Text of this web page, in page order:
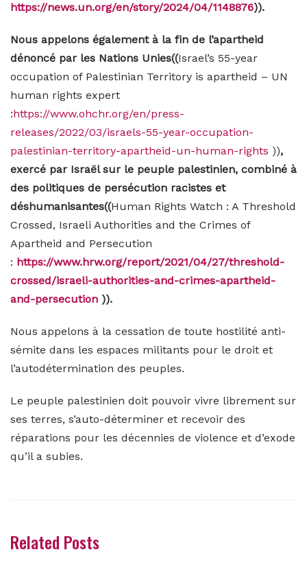
https://news.un.org/en/story/2024/04/1148876)).
Nous appelons également à la fin de l’apartheid
dénoncé par les Nations Unies((Israel’s 55-year
occupation of Palestinian Territory is apartheid – UN
human rights expert
:https://www.ohchr.org/en/press-
releases/2022/03/israels-55-year-occupation-
palestinian-territory-apartheid-un-human-rights )),
exercé par Israël sur le peuple palestinien, combiné à
des politiques de persécution racistes et
déshumanisantes((Human Rights Watch : A Threshold
Crossed, Israeli Authorities and the Crimes of
Apartheid and Persecution
: https://www.hrw.org/report/2021/04/27/threshold-
crossed/israeli-authorities-and-crimes-apartheid-
and-persecution )).
Nous appelons à la cessation de toute hostilité anti-
sémite dans les espaces militants pour le droit et
l’autodétermination des peuples.
Le peuple palestinien doit pouvoir vivre librement sur
ses terres, s’auto-déterminer et recevoir des
réparations pour les décennies de violence et d’exode
qu’il a subies.
Related Posts